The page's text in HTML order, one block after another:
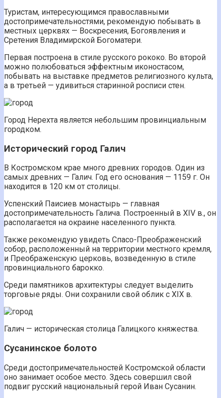
Туристам, интересующимся православными
достопримечательностями, рекомендую побывать в
местных церквях — Воскресения, Богоявления и
Сретения Владимирской Богоматери.
Первая построена в стиле русского рококо. Во второй
можно полюбоваться эффектным иконостасом,
побывать на выставке предметов религиозного культа,
а в третьей — удивиться старинной росписи стен.
Город Нерехта является небольшим провинциальным
городком.
Исторический город Галич
В Костромском крае много древних городов. Один из
самых древних — Галич. Год его основания — 1159 г. Он
находится в 120 км от столицы.
Успенский Паисиев монастырь — главная
достопримечательность Галича. Построенный в XIV в., он
располагается на окраине населенного пункта.
Также рекомендую увидеть Спасо-Преображенский
собор, расположенный на территории местного кремля,
и Преображенскую церковь, возведенную в стиле
провинциального барокко.
Среди памятников архитектуры следует выделить
торговые ряды. Они сохранили свой облик с XIX в.
Галич — историческая столица Галицкого княжества.
Сусанинское болото
Среди достопримечательностей Костромской области
оно занимает особое место. Здесь совершил свой
подвиг русский национальный герой Иван Сусанин.